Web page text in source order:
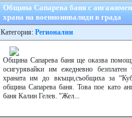
Община Сапарева баня с
храна на военноинвалиди в града
Категория: Регионални
Община Сапарева баня ще оказва помощ
осигурявайки им ежедневно безплатен
храната им до вкъщи,съобщиха за
община Сапарева баня. Това пое като
баня Калин Гелев. "Жел...